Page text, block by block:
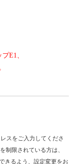
E1、
スをご入力してくださ
制限されている方は、
きるよう、設定変更をお